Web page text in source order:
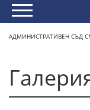
АДМИНИСТРАТИВЕН СЪД